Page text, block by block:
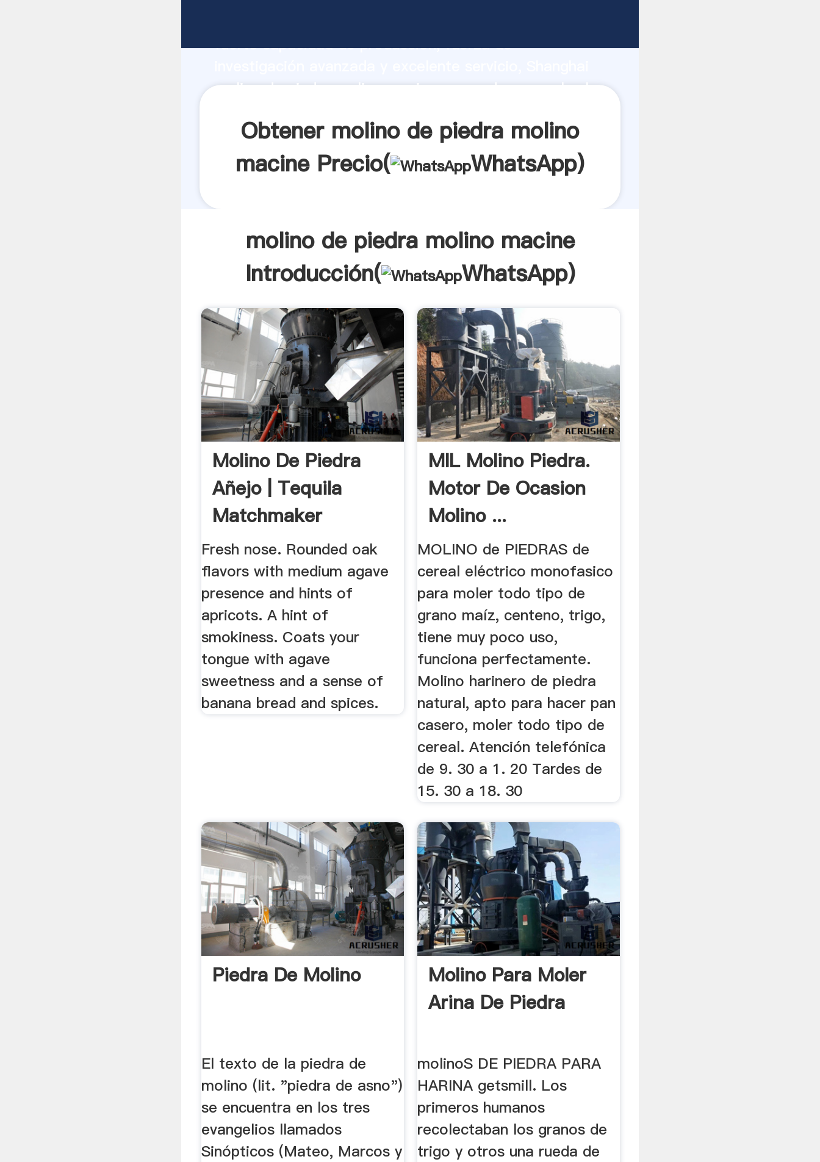
fuerte capacidad de producción, fuerza de
molino de piedra molino macine proveedor crea el valor
Obtener molino de piedra molino
macine Precio(
WhatsApp)
molino de piedra molino macine
Introducción(
WhatsApp)
Molino De Piedra
Añejo | Tequila
Matchmaker
Fresh nose. Rounded oak
flavors with medium agave
presence and hints of
apricots. A hint of
smokiness. Coats your
tongue with agave
sweetness and a sense of
banana bread and spices.
MIL Molino Piedra.
Motor De Ocasion
Molino ...
MOLINO de PIEDRAS de
cereal eléctrico monofasico
para moler todo tipo de
grano maíz, centeno, trigo,
tiene muy poco uso,
funciona perfectamente.
Molino harinero de piedra
natural, apto para hacer pan
casero, moler todo tipo de
cereal. Atención telefónica
de 9. 30 a 1. 20 Tardes de
15. 30 a 18. 30
Piedra De Molino
El texto de la piedra de
molino (lit. "piedra de asno")
se encuentra en los tres
evangelios llamados
Sinópticos (Mateo, Marcos y
Molino Para Moler
Arina De Piedra
molinoS DE PIEDRA PARA
HARINA getsmill. Los
primeros humanos
recolectaban los granos de
trigo y otros una rueda de